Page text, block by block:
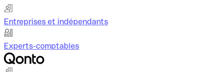
Entreprises et indépendants
Experts-comptables